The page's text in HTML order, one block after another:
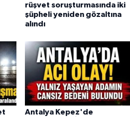
rüşvet soruşturmasında iki
şüpheli yeniden gözaltına
alındı
Antalya Kepez'de